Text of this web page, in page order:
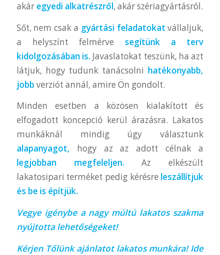
akár egyedi alkatrészről, akár szériagyártásról.
Sőt, nem csak a gyártási feladatokat vállaljuk,
a helyszínt felmérve segítünk a terv
kidolgozásában is. Javaslatokat teszünk, ha azt
látjuk, hogy tudunk tanácsolni hatékonyabb,
jobb verziót annál, amire Ön gondolt.
Minden esetben a közösen kialakított és
elfogadott koncepció kerül árazásra. Lakatos
munkáknál mindig úgy választunk
alapanyagot, hogy az az adott célnak a
legjobban megfeleljen. Az elkészült
lakatosipari terméket pedig kérésre leszállítjuk
és be is építjük.
Vegye igénybe a nagy múltú lakatos szakma
nyújtotta lehetőségeket!
Kérjen Tőlünk ajánlatot lakatos munkára!Ide